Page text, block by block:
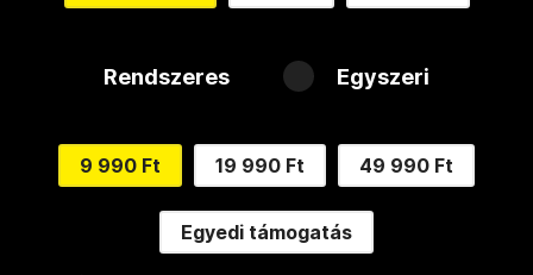
Rendszeres Egyszeri
9 990 Ft 19 990 Ft 49 990 Ft
Egyedi támogatás